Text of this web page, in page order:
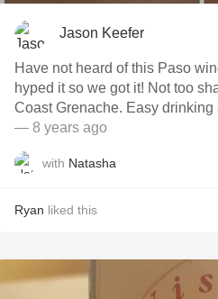
Jason Keefer
Have not heard of this Paso
hyped it so we got it! Not too
Coast Grenache. Easy drinking
— 8 years ago
with Natasha
Ryan liked this